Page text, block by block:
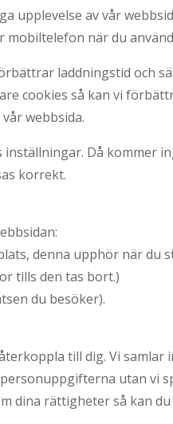
upplevelse av vår
när du
laddningstid och
cookies så kan vi
webbsida.
Då kommer
korrekt.
denna upphör när du
tills den tas bort.)
du besöker).
till dig. Vi samlar
utan vi
dina rättigheter så kan du